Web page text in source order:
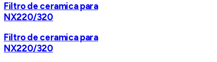
Filtro de ceramica para
NX220/320
Filtro de ceramica para
NX220/320